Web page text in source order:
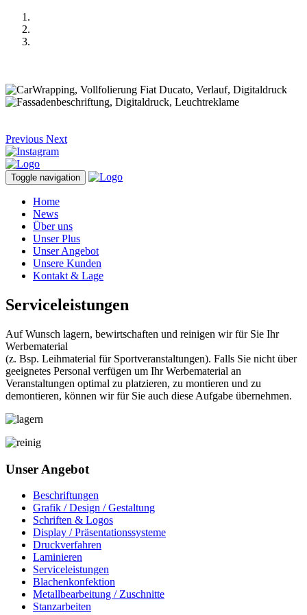
Previous Next
Toggle navigation
Home
News
Über uns
Unser Plus
Unser Angebot
Unsere Kunden
Kontakt & Lage
Serviceleistungen
Auf Wunsch lagern, bewirtschaften und reinigen wir für Sie Ihr
Werbematerial
(z. Bsp. Leihmaterial für Sportveranstaltungen). Falls Sie nicht über
geeignetes Personal verfügen um Ihr Werbematerial an
Veranstaltungen optimal zu platzieren, zu montieren und zu
demontieren, können wir für Sie auch diese Aufgabe übernehmen.
Unser Angebot
Beschriftungen
Grafik / Design / Gestaltung
Schriften & Logos
Display / Präsentationssysteme
Druckverfahren
Laminieren
Serviceleistungen
Blachenkonfektion
Metallbearbeitung / Zuschnitte
Stanzarbeiten